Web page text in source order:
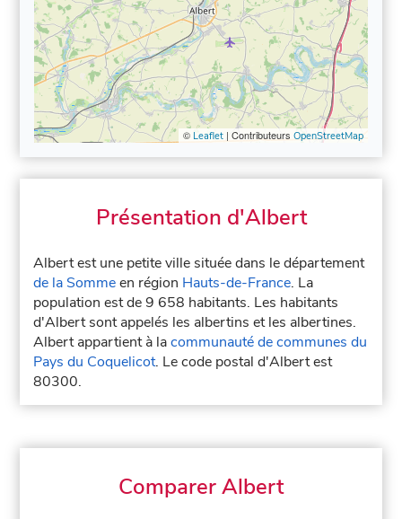
© Leaflet| Contributeurs OpenStreetMap
Présentation d'Albert
Albert est une petite ville située dans le département
de la Sommeen région Hauts-de-France. La
population est de 9 658 habitants. Les habitants
d'Albert sont appelés les albertins et les albertines.
Albert appartient à lacommunauté de communes du
Pays du Coquelicot. Le code postal d'Albert est
80300.
Comparer Albert